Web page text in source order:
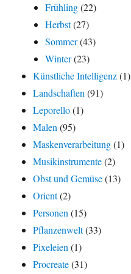
Frühling(22)
Herbst(27)
Sommer(43)
Winter(23)
Künstliche Intelligenz(1)
Landschaften (91)
Leporello(1)
Malen (95)
Maskenverarbeitung(1)
Musikinstrumente(2)
Obst und Gemüse(13)
Orient(2)
Personen (15)
Pflanzenwelt(33)
Pixeleien (1)
Procreate(31)